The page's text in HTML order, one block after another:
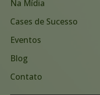
Na Mídia
Cases de Sucesso
Eventos
Blog
Contato